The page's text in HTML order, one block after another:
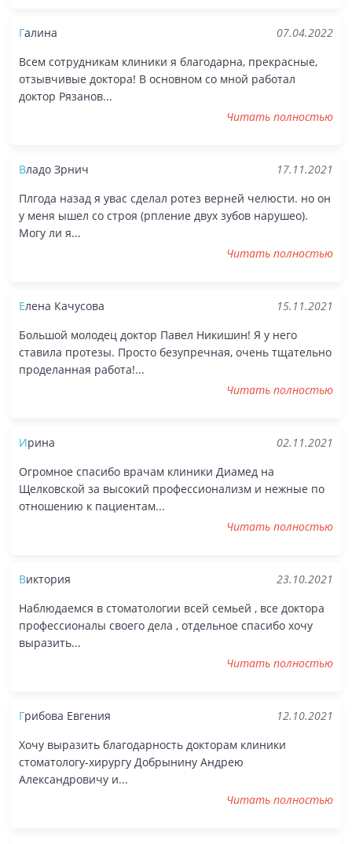
Галина
07.04.2022
Всем сотрудникам клиники я благодарна, прекрасные,
отзывчивые доктора! В основном со мной работал
доктор Рязанов...
Читать полностью
Владо Зрнич
17.11.2021
Плгода назад я увас сделал ротез верней челюсти. но он
у меня ышел со строя (рпление двух зубов нарушео).
Могу ли я...
Читать полностью
Елена Качусова
15.11.2021
Большой молодец доктор Павел Никишин! Я у него
ставила протезы. Просто безупречная, очень тщательно
проделанная работа!...
Читать полностью
Ирина
02.11.2021
Огромное спасибо врачам клиники Диамед на
Щелковской за высокий профессионализм и нежные по
отношению к пациентам...
Читать полностью
Виктория
23.10.2021
Наблюдаемся в стоматологии всей семьей , все доктора
профессионалы своего дела , отдельное спасибо хочу
выразить...
Читать полностью
Грибова Евгения
12.10.2021
Хочу выразить благодарность докторам клиники
стоматологу-хирургу Добрынину Андрею
Александровичу и...
Читать полностью